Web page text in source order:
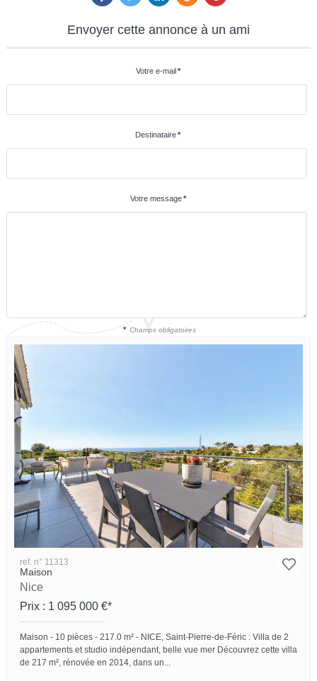
Envoyer cette annonce à un ami
Votre e-mail *
Destinataire*
Votre message *
* Champs obligatoires
ref. n° 11313
Maison
Nice
Prix : 1 095 000 €*
Maison - 10 pièces -217.0 m² - NICE, Saint-Pierre-de-Féric : Villa de 2
appartements et studio indépendant, belle vue mer Découvrez cette villa
de 217 m², rénovée en 2014, dans un...